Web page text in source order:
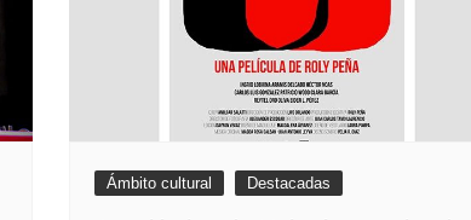
Ámbito cultural Destacadas